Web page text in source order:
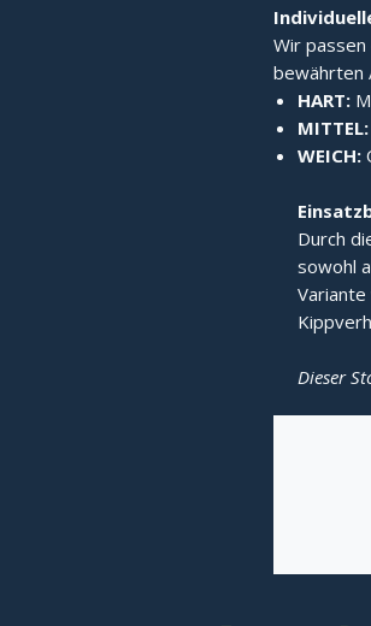
Wir passen
bewährten
HART:
MITTEL:
WEICH:
Durch
sowohl
Dieser